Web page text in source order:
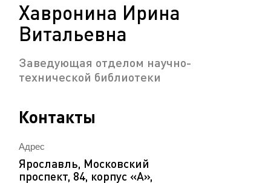
Хавронина Ирина
Витальевна
Заведующая отделом научно-
технической библиотеки
Контакты
Адрес
Ярославль, Московский
проспект, 84, корпус «А»,